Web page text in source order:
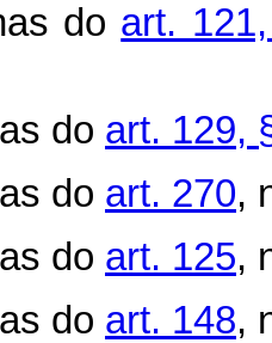
do art.
do art. 129,
do art. 270,
do art. 125,
do art. 148,